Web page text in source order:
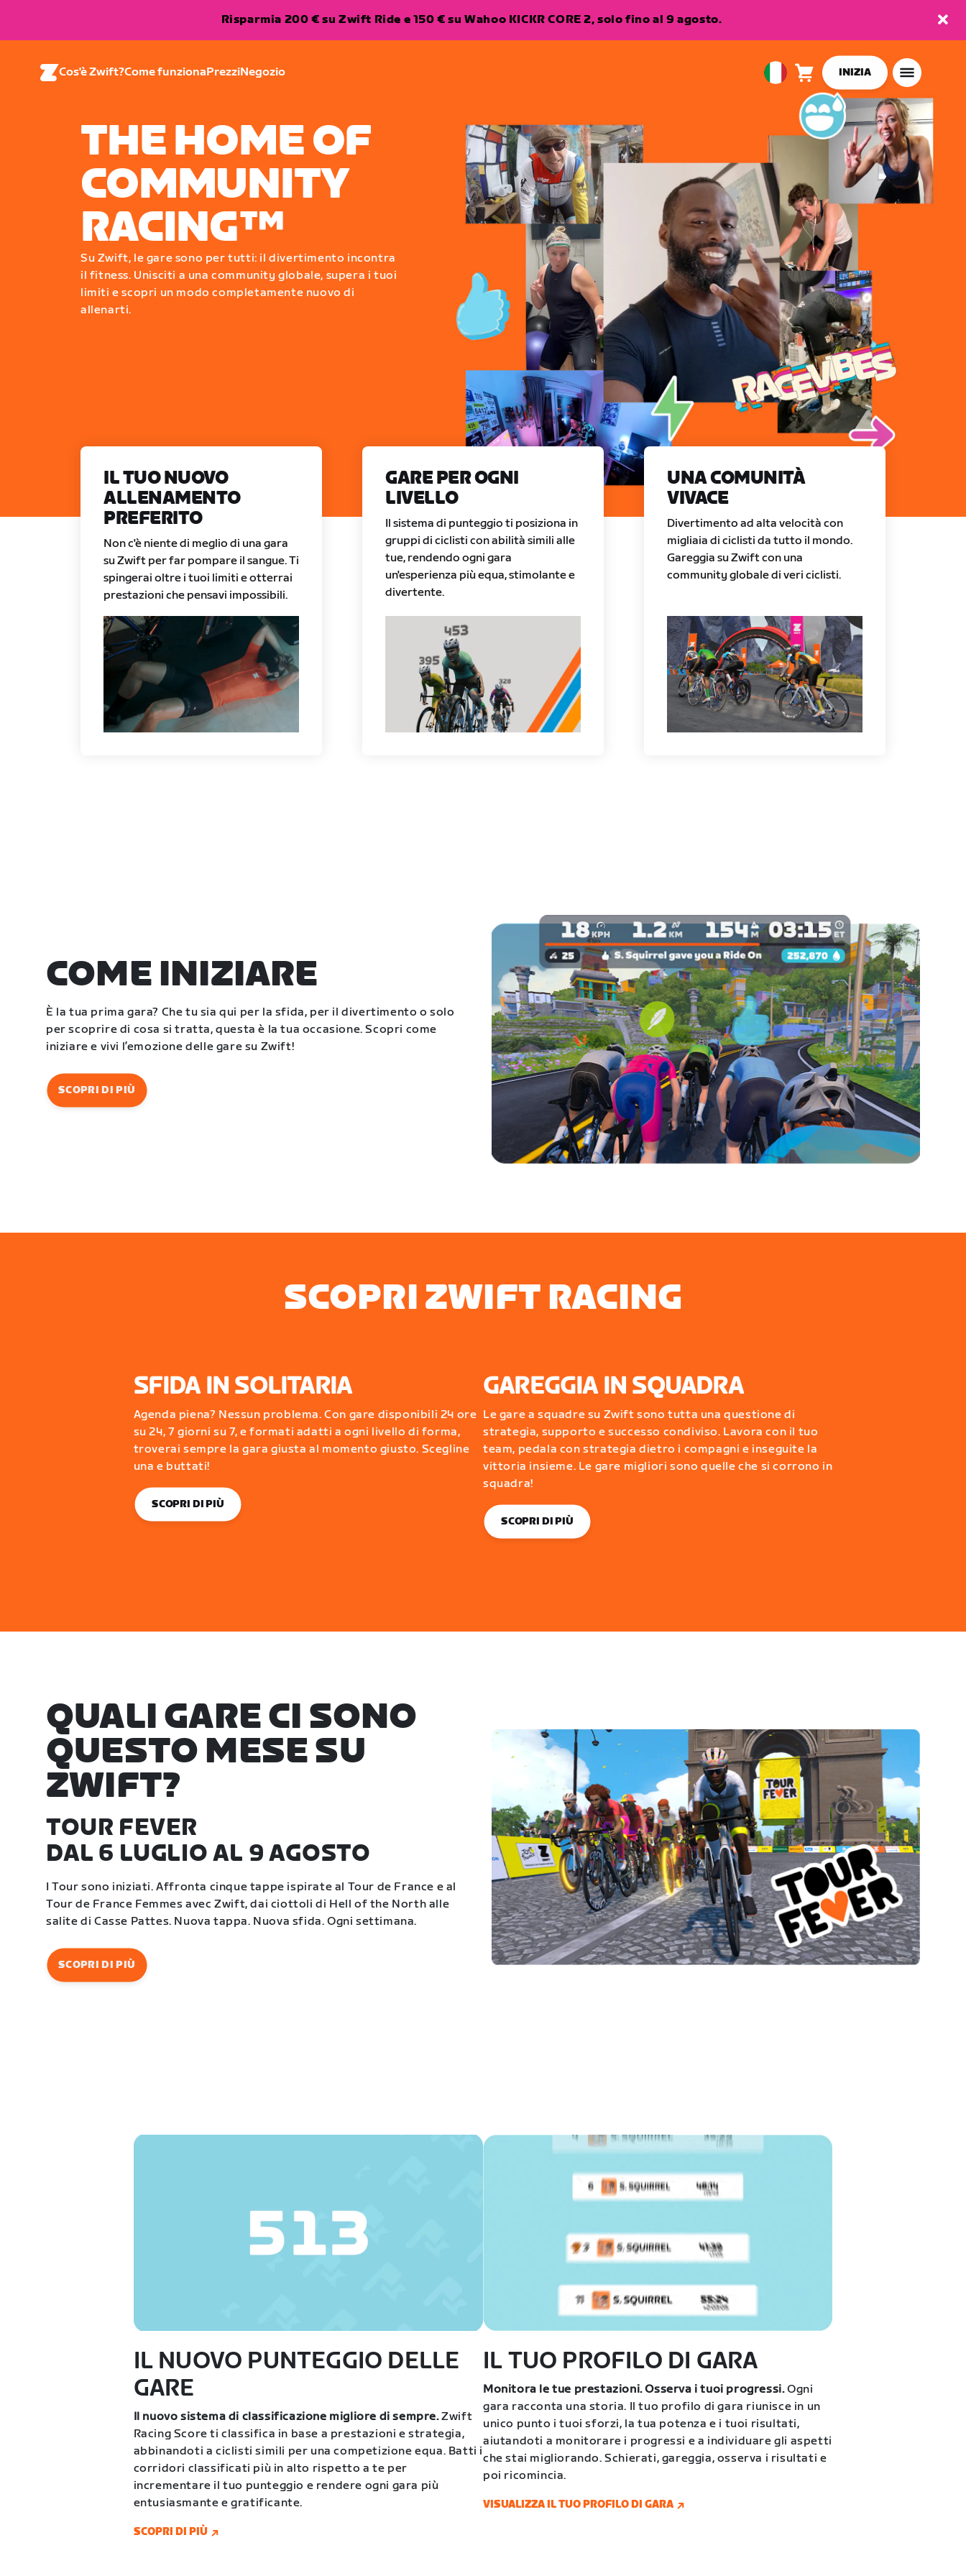
Risparmia 200 € su Zwift Ride e 150 € su Wahoo KICKR CORE 2, solo fino al 9 agosto.
Cos'è Zwift?Come funzionaPrezziNegozio
EuropeanCarrello0
articoli
INIZIA
THE HOME OF
COMMUNITY
RACING™
Su Zwift, le gare sono per tutti: il divertimento incontra
il fitness. Unisciti a una community globale, supera i tuoi
limiti e scopri un modo completamente nuovo di
allenarti.
IL TUO NUOVO
ALLENAMENTO
PREFERITO
Non c'è niente di meglio di una gara
su Zwift per far pompare il sangue. Ti
spingerai oltre i tuoi limiti e otterrai
prestazioni che pensavi impossibili.
GARE PER OGNI
LIVELLO
Il sistema di punteggio ti posiziona in
gruppi di ciclisti con abilità simili alle
tue, rendendo ogni gara
un'esperienza più equa, stimolante e
divertente.
UNA COMUNITÀ
VIVACE
Divertimento ad alta velocità con
migliaia di ciclisti da tutto il mondo.
Gareggia su Zwift con una
community globale di veri ciclisti.
COME INIZIARE
È la tua prima gara? Che tu sia qui per la sfida, per il divertimento o solo
per scoprire di cosa si tratta, questa è la tua occasione. Scopri come
iniziare e vivi l’emozione delle gare su Zwift!
SCOPRI DI PIÙ
SCOPRI ZWIFT RACING
SFIDA IN SOLITARIA
Agenda piena? Nessun problema. Con gare disponibili 24 ore
su 24, 7 giorni su 7, e formati adatti a ogni livello di forma,
troverai sempre la gara giusta al momento giusto. Scegline
una e buttati!
SCOPRI DI PIÙ
GAREGGIA IN SQUADRA
Le gare a squadre su Zwift sono tutta una questione di
strategia, supporto e successo condiviso. Lavora con il tuo
team, pedala con strategia dietro i compagni e inseguite la
vittoria insieme. Le gare migliori sono quelle che si corrono in
squadra!
SCOPRI DI PIÙ
QUALI GARE CI SONO
QUESTO MESE SU
ZWIFT?
TOUR FEVER
DAL 6 LUGLIO AL 9 AGOSTO
I Tour sono iniziati. Affronta cinque tappe ispirate al Tour de France e al
Tour de France Femmes avec Zwift, dai ciottoli di Hell of the North alle
salite di Casse Pattes. Nuova tappa. Nuova sfida. Ogni settimana.
SCOPRI DI PIÙ
IL NUOVO PUNTEGGIO DELLE
GARE
Il nuovo sistema di classificazione migliore di sempre.Zwift
Racing Score ti classifica in base a prestazioni e strategia,
abbinandoti a ciclisti simili per una competizione equa. Batti i
corridori classificati più in alto rispetto a te per
incrementare il tuo punteggio e rendere ogni gara più
entusiasmante e gratificante.
SCOPRI DI PIÙ
IL TUO PROFILO DI GARA
Monitora le tue prestazioni. Osserva i tuoi progressi.Ogni
gara racconta una storia. Il tuo profilo di gara riunisce in un
unico punto i tuoi sforzi, la tua potenza e i tuoi risultati,
aiutandoti a monitorare i progressi e a individuare gli aspetti
che stai migliorando. Schierati, gareggia, osserva i risultati e
poi ricomincia.
VISUALIZZA IL TUO PROFILO DI GARA